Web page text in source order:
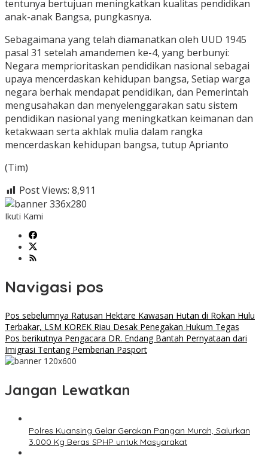
tentunya bertujuan meningkatkan kualitas pendidikan
anak-anak Bangsa, pungkasnya.
Sebagaimana yang telah diamanatkan oleh UUD 1945
pasal 31 setelah amandemen ke-4, yang berbunyi:
Negara memprioritaskan pendidikan nasional sebagai
upaya mencerdaskan kehidupan bangsa, Setiap warga
negara berhak mendapat pendidikan, dan Pemerintah
mengusahakan dan menyelenggarakan satu sistem
pendidikan nasional yang meningkatkan keimanan dan
ketakwaan serta akhlak mulia dalam rangka
mencerdaskan kehidupan bangsa, tutup Aprianto
(Tim)
Post Views: 8,911
Ikuti Kami
Navigasi pos
Pos sebelumnya Ratusan Hektare Kawasan Hutan di Rokan Hulu
Terbakar, LSM KOREK Riau Desak Penegakan Hukum Tegas
Pos berikutnya Pengacara DR. Endang Bantah Pernyataan dari
Imigrasi Tentang Pemberian Pasport
Jangan Lewatkan
Polres Kuansing Gelar Gerakan Pangan Murah, Salurkan
3.000 Kg Beras SPHP untuk Masyarakat